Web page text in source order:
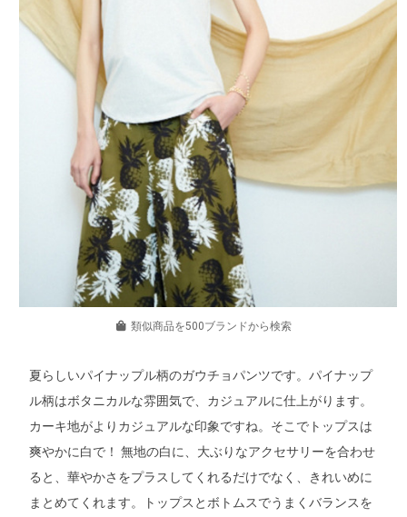
類似商品を500ブランドから検索
夏らしいパイナップル柄のガウチョパンツです。パイナップ
ル柄はボタニカルな雰囲気で、カジュアルに仕上がります。
カーキ地がよりカジュアルな印象ですね。そこでトップスは
爽やかに白で！ 無地の白に、大ぶりなアクセサリーを合わせ
ると、華やかさをプラスしてくれるだけでなく、きれいめに
まとめてくれます。トップスとボトムスでうまくバランスを